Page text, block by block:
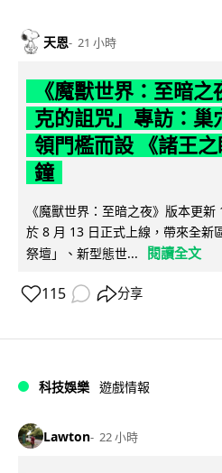
天恩 21 小時
《魔獸世界：至暗
克的詛咒」專訪：巢
領門檻而設 《諸王
鐘
《魔獸世界：至暗之夜》版本更
於 8 月 13 日正式上線，帶來全新
祭壇」、新型態世...
閱讀全文
115 分享
科技娛樂 遊戲情報
Lawton 22 小時